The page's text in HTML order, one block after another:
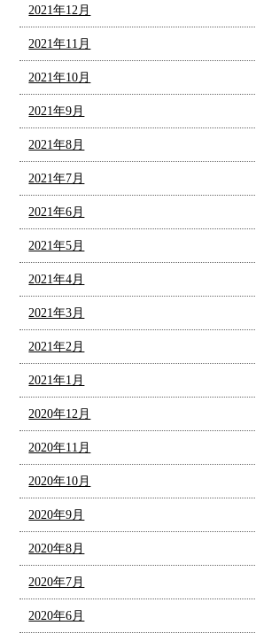
2021年12月
2021年11月
2021年10月
2021年9月
2021年8月
2021年7月
2021年6月
2021年5月
2021年4月
2021年3月
2021年2月
2021年1月
2020年12月
2020年11月
2020年10月
2020年9月
2020年8月
2020年7月
2020年6月